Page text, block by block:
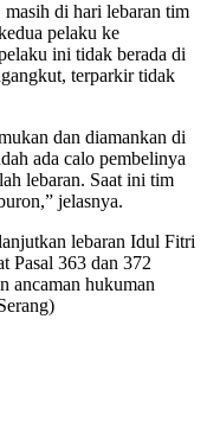
di hari lebaran tim
pelaku ke
ini tidak berada di
terparkir tidak
dan diamankan di
ada calo pembelinya
lebaran. Saat ini tim
jelasnya.
lebaran Idul Fitri
Pasal 363 dan 372
ancaman hukuman